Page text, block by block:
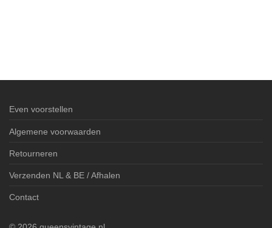
Even voorstellen
Algemene voorwaarden
Retourneren
Verzenden NL & BE / Afhalen
Contact